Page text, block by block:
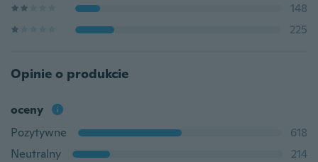
148
225
Opinie o produkcie
oceny
Pozytywne
618
Neutralny
214